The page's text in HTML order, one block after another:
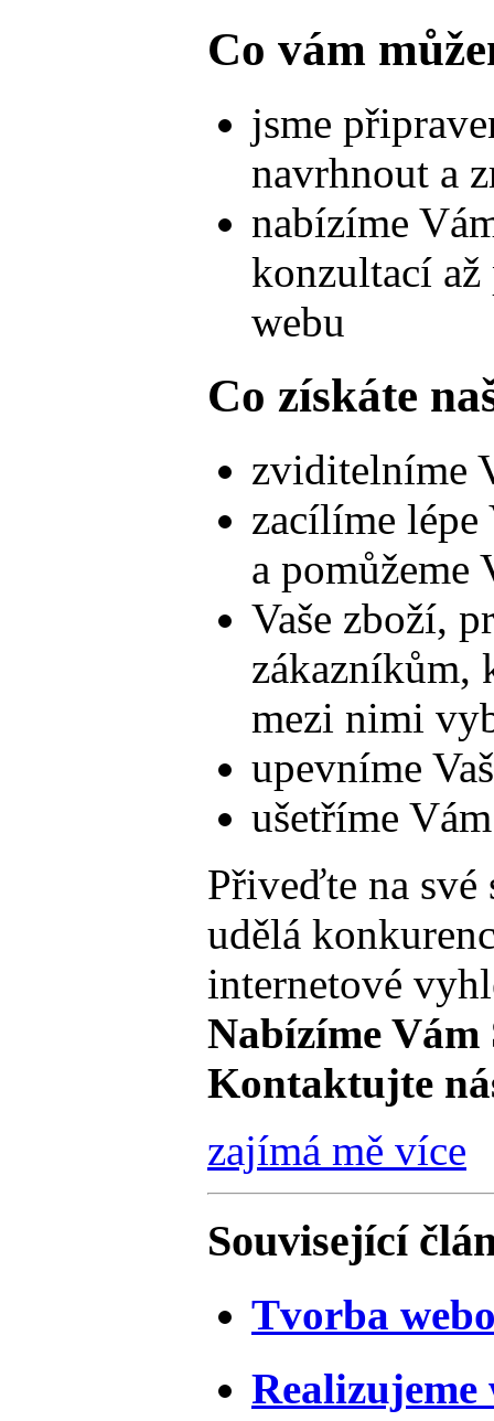
Co vám
jsme
navrhnout a
nabízíme
konzultací až
webu
Co získáte
zviditelníme
zacílíme lépe
a pomůžeme
Vaše zboží,
zákazníkům,
mezi nimi
upevníme
ušetříme
Přiveďte na
udělá
internetové
Nabízíme
Kontaktujte
zajímá mě více
Související
Tvorba
Realizujeme